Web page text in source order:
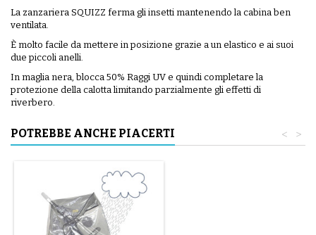
La zanzariera SQUIZZ ferma gli insetti mantenendo la cabina ben
ventilata.
È molto facile da mettere in posizione grazie a un elastico e ai suoi
due piccoli anelli.
In maglia nera, blocca 50% Raggi UV e quindi completare la
protezione della calotta limitando parzialmente gli effetti di
riverbero.
POTREBBE ANCHE PIACERTI >
<